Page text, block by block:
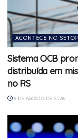
ACONTECE NO
Sistema OCB
distribuída em
no RS
6 DE AGOSTO DE 2026